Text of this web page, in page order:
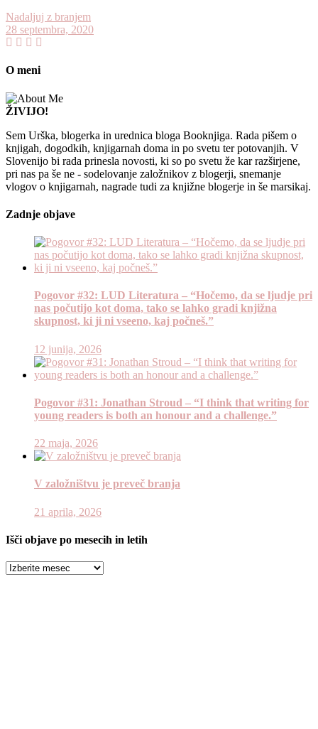
Nadaljuj z branjem
28 septembra, 2020
O meni
ŽIVIJO!
Sem Urška, blogerka in urednica bloga Booknjiga. Rada pišem o
knjigah, dogodkih, knjigarnah doma in po svetu ter potovanjih. V
Slovenijo bi rada prinesla novosti, ki so po svetu že kar razširjene,
pri nas pa še ne - sodelovanje založnikov z blogerji, snemanje
vlogov o knjigarnah, nagrade tudi za knjižne blogerje in še marsikaj.
Zadnje objave
Pogovor #32: LUD Literatura – “Hočemo, da se ljudje pri
nas počutijo kot doma, tako se lahko gradi knjižna
skupnost, ki ji ni vseeno, kaj počneš.”
12 junija, 2026
Pogovor #31: Jonathan Stroud – “I think that writing for
young readers is both an honour and a challenge.”
22 maja, 2026
V založništvu je preveč branja
21 aprila, 2026
Išči objave po mesecih in letih
Išči